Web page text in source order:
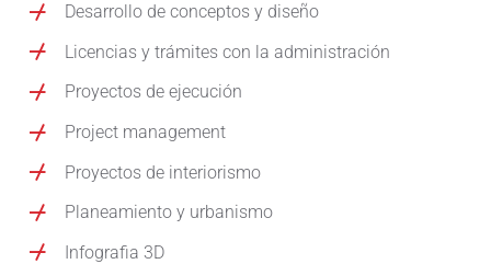
Desarrollo de conceptos y diseño
Licencias y trámites con la administración
Proyectos de ejecución
Project management
Proyectos de interiorismo
Planeamiento y urbanismo
Infografia 3D